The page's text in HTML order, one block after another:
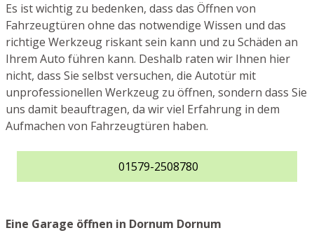
Es ist wichtig zu bedenken, dass das Öffnen von
Fahrzeugtüren ohne das notwendige Wissen und das
richtige Werkzeug riskant sein kann und zu Schäden an
Ihrem Auto führen kann. Deshalb raten wir Ihnen hier
nicht, dass Sie selbst versuchen, die Autotür mit
unprofessionellen Werkzeug zu öffnen, sondern dass Sie
uns damit beauftragen, da wir viel Erfahrung in dem
Aufmachen von Fahrzeugtüren haben.
01579-2508780
Eine Garage öffnen in Dornum Dornum